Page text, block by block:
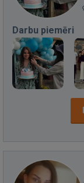
Darbu piemēri